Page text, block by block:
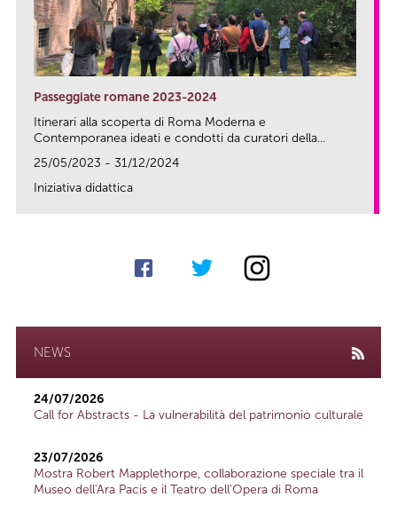
Passeggiate romane 2023-2024
Itinerari alla scoperta di Roma Moderna e
Contemporanea ideati e condotti da curatori della...
25/05/2023 - 31/12/2024
Iniziativa didattica
NEWS
24/07/2026
Call for Abstracts - La vulnerabilità del patrimonio culturale
23/07/2026
Mostra Robert Mapplethorpe, collaborazione speciale tra il
Museo dell'Ara Pacis e il Teatro dell'Opera di Roma